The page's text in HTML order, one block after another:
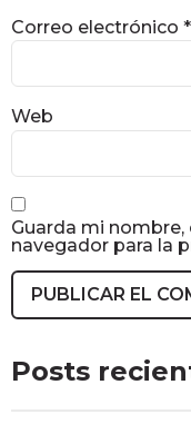
Correo electrónico *
Web
Guarda mi
navegador para la
Posts